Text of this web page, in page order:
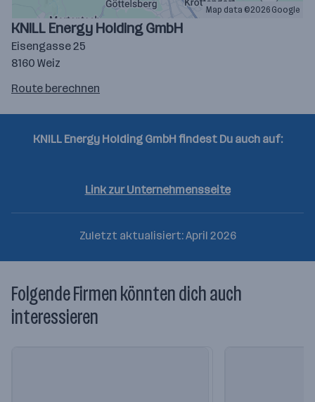
Map data ©2026 Google
KNILL Energy Holding GmbH
Eisengasse 25
8160 Weiz
Route
maps
Route berechnen
KNILL Energy Holding GmbH findest Du auch auf:
Link zur Unternehmensseite
Zuletzt aktualisiert: April 2026
Folgende Firmen könnten dich auch
interessieren